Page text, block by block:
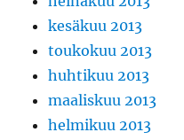
kesäkuu 2013
toukokuu 2013
huhtikuu 2013
maaliskuu 2013
helmikuu 2013